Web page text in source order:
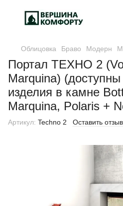
Облицовка Браво Модерн
Портал ТЕХНО 2
Marquina)
изделия в камне
Marquina, Polaris +
Артикул: Techno 2 Оставить отзыв